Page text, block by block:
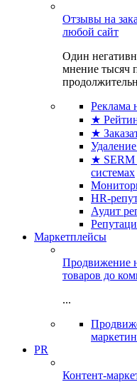
Отзывы на
любой сайт
Один
мнение тысяч
Реклама
★
★
★ SERM
системах
HR-
Аудит
Маркетплейсы
Продвижение
товаров до
...
PR
Контент-